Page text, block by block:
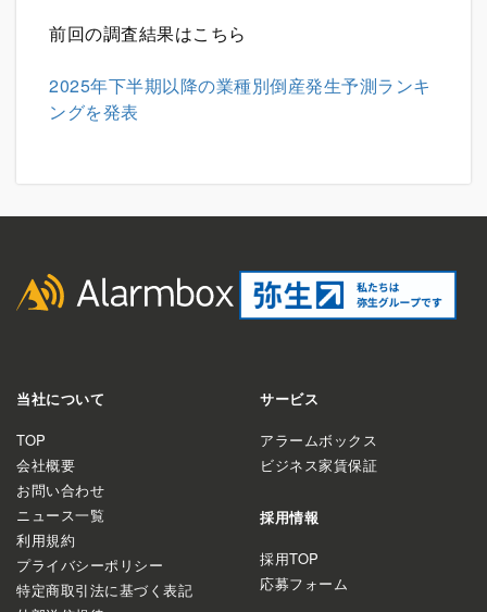
前回の調査結果はこちら
2025年下半期以降の業種別倒産発生予測ランキ
ングを発表
当社について
TOP
会社概要
お問い合わせ
ニュース一覧
利用規約
プライバシーポリシー
特定商取引法に基づく表記
サービス
アラームボックス
ビジネス家賃保証
採用情報
採用TOP
応募フォーム